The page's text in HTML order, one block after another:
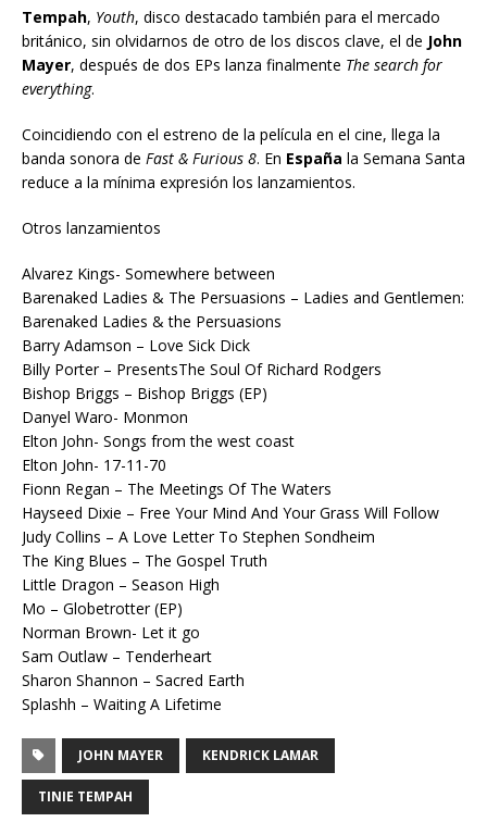
Tempah, Youth, disco destacado también para el mercado
británico, sin olvidarnos de otro de los discos clave, el de John
Mayer, después de dos EPs lanza finalmente The search for
everything.
Coincidiendo con el estreno de la película en el cine, llega la
banda sonora de Fast & Furious 8. En España la Semana Santa
reduce a la mínima expresión los lanzamientos.
Otros lanzamientos
Alvarez Kings- Somewhere between
Barenaked Ladies & The Persuasions – Ladies and Gentlemen:
Barenaked Ladies & the Persuasions
Barry Adamson – Love Sick Dick
Billy Porter – PresentsThe Soul Of Richard Rodgers
Bishop Briggs – Bishop Briggs (EP)
Danyel Waro- Monmon
Elton John- Songs from the west coast
Elton John- 17-11-70
Fionn Regan – The Meetings Of The Waters
Hayseed Dixie – Free Your Mind And Your Grass Will Follow
Judy Collins – A Love Letter To Stephen Sondheim
The King Blues – The Gospel Truth
Little Dragon – Season High
Mo – Globetrotter (EP)
Norman Brown- Let it go
Sam Outlaw – Tenderheart
Sharon Shannon – Sacred Earth
Splashh – Waiting A Lifetime
JOHN MAYER KENDRICK LAMAR
TINIE TEMPAH